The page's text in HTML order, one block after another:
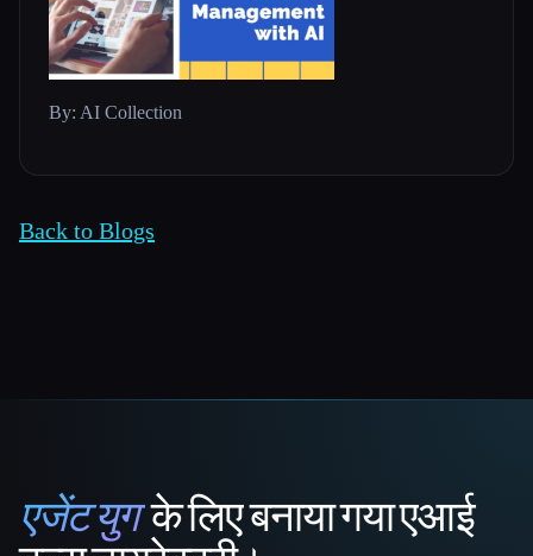
By: AI Collection
Back to Blogs
That AI Collection
एजेंट युगके लिए बनाया गया एआई